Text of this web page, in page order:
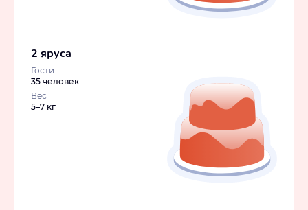
2 яруса
Гости
35 человек
Вес
5–7 кг